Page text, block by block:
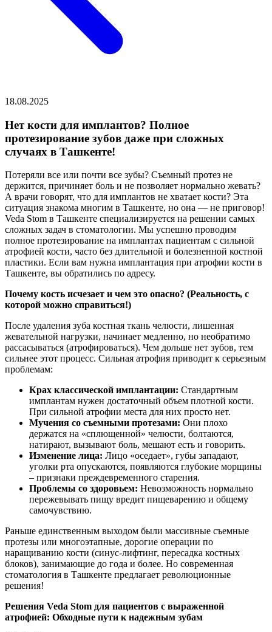
18.08.2025
Нет кости для имплантов? Полное
протезирование зубов даже при сложных
случаях в Ташкенте!
Потеряли все или почти все зубы? Съемный протез не
держится, причиняет боль и не позволяет нормально жевать?
А врачи говорят, что для имплантов не хватает кости? Эта
ситуация знакома многим в Ташкенте, но она — не приговор!
Veda Stom в Ташкенте специализируется на решении самых
сложных задач в стоматологии. Мы успешно проводим
полное протезирование на имплантах пациентам с сильной
атрофией кости, часто без длительной и болезненной костной
пластики. Если вам нужна имплантация при атрофии кости в
Ташкенте, вы обратились по адресу.
Почему кость исчезает и чем это опасно? (Реальность, с
которой можно справиться!)
После удаления зуба костная ткань челюсти, лишенная
жевательной нагрузки, начинает медленно, но необратимо
рассасываться (атрофироваться). Чем дольше нет зубов, тем
сильнее этот процесс. Сильная атрофия приводит к серьезным
проблемам:
Крах классической имплантации: Стандартным
имплантам нужен достаточный объем плотной кости.
При сильной атрофии места для них просто нет.
Мучения со съемными протезами: Они плохо
держатся на «сплющенной» челюсти, болтаются,
натирают, вызывают боль, мешают есть и говорить.
Изменение лица: Лицо «оседает», губы западают,
уголки рта опускаются, появляются глубокие морщины
– признаки преждевременного старения.
Проблемы со здоровьем: Невозможность нормально
пережевывать пищу вредит пищеварению и общему
самочувствию.
Раньше единственным выходом были массивные съемные
протезы или многоэтапные, дорогие операции по
наращиванию кости (синус-лифтинг, пересадка костных
блоков), занимающие до года и более. Но современная
стоматология в Ташкенте предлагает революционные
решения!
Решения Veda Stom для пациентов с выраженной
атрофией: Обходные пути к надежным зубам